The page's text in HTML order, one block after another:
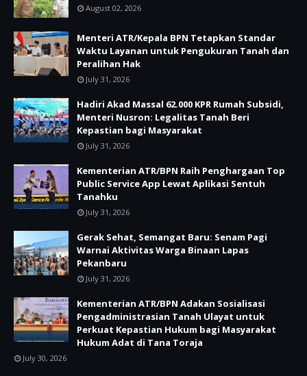
August 02, 2026
Menteri ATR/Kepala BPN Tetapkan Standar
Waktu Layanan untuk Pengukuran Tanah dan
Peralihan Hak
July 31, 2026
Hadiri Akad Massal 62.000 KPR Rumah Subsidi,
Menteri Nusron: Legalitas Tanah Beri
Kepastian bagi Masyarakat
July 31, 2026
Kementerian ATR/BPN Raih Penghargaan Top
Public Service App Lewat Aplikasi Sentuh
Tanahku
July 31, 2026
Gerak Sehat, Semangat Baru: Senam Pagi
Warnai Aktivitas Warga Binaan Lapas
Pekanbaru
July 31, 2026
Kementerian ATR/BPN Adakan Sosialisasi
Pengadministrasian Tanah Ulayat untuk
Perkuat Kepastian Hukum bagi Masyarakat
Hukum Adat di Tana Toraja
July 30, 2026